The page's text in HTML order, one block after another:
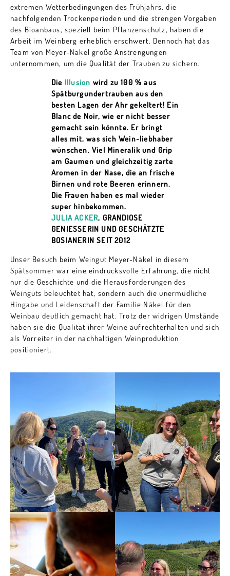
extremen Wetterbedingungen des Frühjahrs, die
nachfolgenden Trockenperioden und die strengen Vorgaben
des Bioanbaus, speziell beim Pflanzenschutz, haben die
Arbeit im Weinberg erheblich erschwert. Dennoch hat das
Team von Meyer-Näkel große Anstrengungen
unternommen, um die Qualität der Trauben zu sichern.
Die Illusion wird zu 100 % aus
Spätburgundertrauben aus den
besten Lagen der Ahr gekeltert! Ein
Blanc de Noir, wie er nicht besser
gemacht sein könnte. Er bringt
alles mit, was sich Wein-liebhaber
wünschen. Viel Mineralik und Grip
am Gaumen und gleichzeitig zarte
Aromen in der Nase, die an frische
Birnen und rote Beeren erinnern.
Die Frauen haben es mal wieder
super hinbekommen.
JULIA ACKER, GRANDIOSE
GENIESSERIN UND GESCHÄTZTE
BOSIANERIN SEIT 2012
Unser Besuch beim Weingut Meyer-Näkel in diesem
Spätsommer war eine eindrucksvolle Erfahrung, die nicht
nur die Geschichte und die Herausforderungen des
Weinguts beleuchtet hat, sondern auch die unermüdliche
Hingabe und Leidenschaft der Familie Näkel für den
Weinbau deutlich gemacht hat. Trotz der widrigen Umstände
haben sie die Qualität ihrer Weine aufrechterhalten und sich
als Vorreiter in der nachhaltigen Weinproduktion
positioniert.